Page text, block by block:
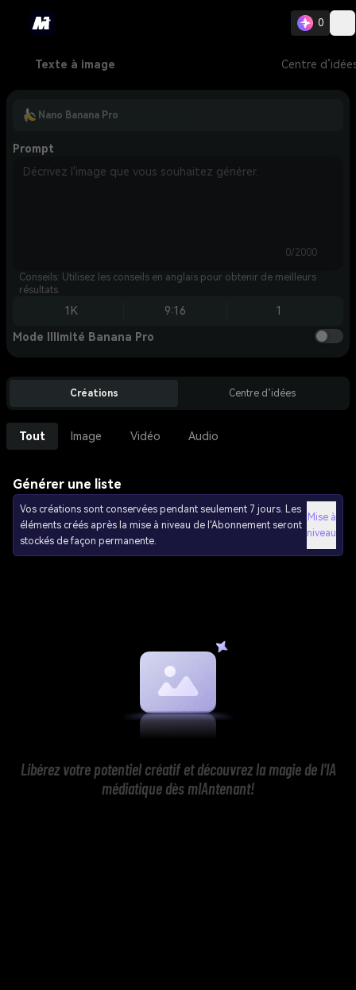
0
Texte à image Centre
Nano Banana Pro
Prompt
0/2000
Conseils: Utilisez les conseils en anglais pour obtenir de meilleurs
résultats.
1K 9:16 1
Mode Illimité Banana Pro
Créations Centre d’idées
Tout Image Vidéo Audio
Générer une liste
Vos créations sont conservées pendant seulement 7 jours. Les
éléments créés après la mise à niveau de l'Abonnement seront
stockés de façon permanente.
Mise à
niveau
Libérez votre potentiel créatif et découvrez la magie de l'IA
médiatique dès mIAntenant!